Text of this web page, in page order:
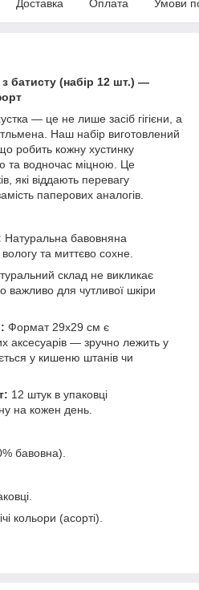
Доставка Оплата Умови
з батисту (набір 12 шт.) —
— це не лише засіб гігієни, а
Наш набір виготовлений
що робить кожну хустинку
та водночас міцною. Це
які віддають перевагу
паперових аналогів.
Натуральна бавовняна
та миттєво сохне.
склад не викликає
важливо для чутливої шкіри
Формат 29х29 см є
аксесуарів — зручно лежить у
у кишеню штанів чи
12 штук в упаковці
на кожен день.
бавовна).
кольори (асорті).